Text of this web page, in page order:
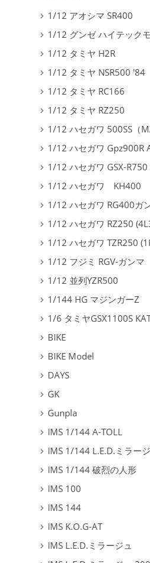
1/12 アオシマ SR400
1/12 グンゼ ハイテック
1/12 タミヤ H2R
1/12 タミヤ NSR500 '84
1/12 タミヤ RC166
1/12 タミヤ RZ250
1/12 ハセガワ 500SS（
1/12 ハセガワ Gpz900R
1/12 ハセガワ GSX-R750
1/12 ハセガワ KH400
1/12 ハセガワ RG400ガ
1/12 ハセガワ RZ250
1/12 ハセガワ TZR250
1/12 フジミ RGV-ガンマ
1/12 並列YZR500
1/144 HG マジンガーZ
1/6 タミヤGSX1100S
BIKE
BIKE Model
DAYS
GK
Gunpla
IMS 1/144 A-TOLL
IMS 1/144 L.E.D.ミラー
IMS 1/144 破烈の人形
IMS 100
IMS 144
IMS K.O.G-AT
IMS L.E.D.ミラージュ